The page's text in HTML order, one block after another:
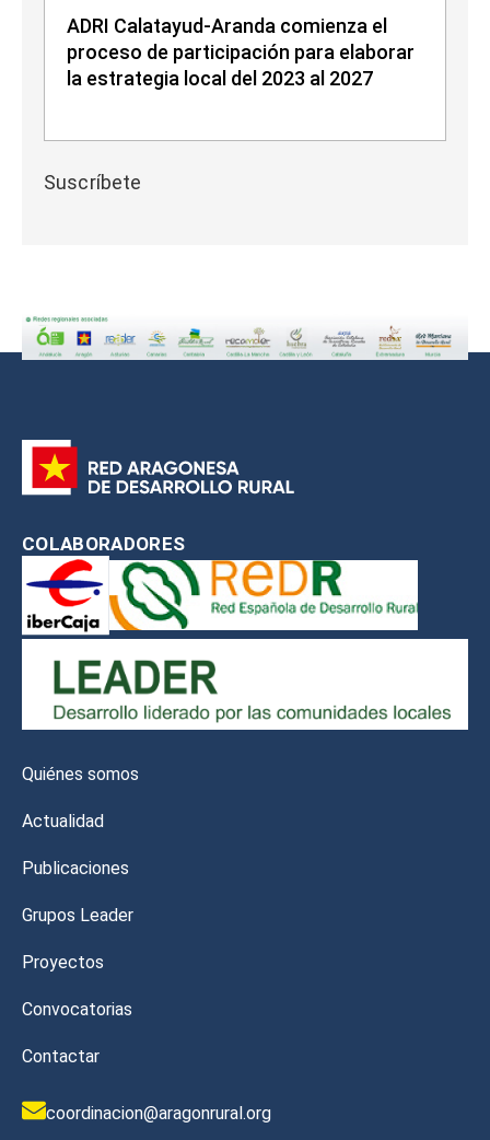
ADRI Calatayud-Aranda comienza el
proceso de participación para elaborar
la estrategia local del 2023 al 2027
Suscríbete
COLABORADORES
Quiénes somos
Actualidad
Publicaciones
Grupos Leader
Proyectos
Convocatorias
Contactar
coordinacion@aragonrural.org